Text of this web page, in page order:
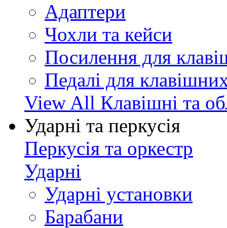
Адаптери
Чохли та кейси
Посилення для
Педалі для
View All Клавішні та
Ударні та перкусія
Перкусія та оркестр
Ударні
Ударні установки
Барабани